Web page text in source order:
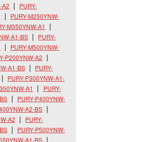
A2
PURY-
PURY-M250YNW-
M350YNW-A1
A1-BS
PURY-
PURY-M500YNW-
P200YNW-A2
A1-BS
PURY-
PURY-P300YNW-A1-
A1
PURY-
PURY-P400YNW-
A2-BS
A2
PURY-
PURY-P500YNW-
A1-BS